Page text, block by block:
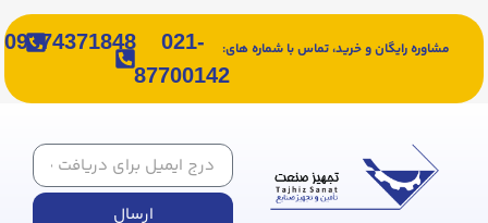
مشاوره رایگان و خرید، تماس با شماره های:
021-
87700142
09374371848
ارسال